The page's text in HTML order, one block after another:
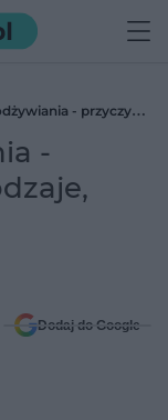
- przyczyny,
-
Dodaj do Google